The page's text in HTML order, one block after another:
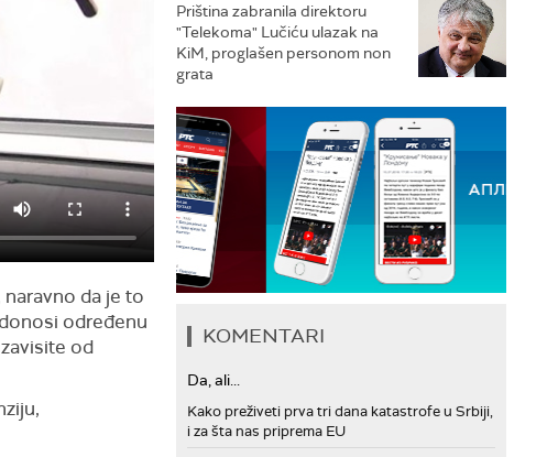
da je to
određenu
od
Priština zabranila direktoru
"Telekoma" Lučiću ulazak na
KiM, proglašen personom non
grata
KOMENTARI
Da, ali...
Kako preživeti prva tri dana katastrofe u Srbiji,
i za šta nas priprema EU